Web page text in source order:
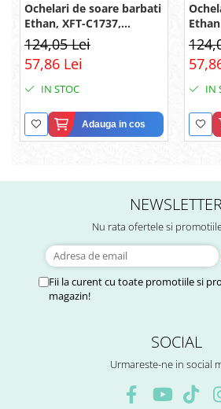
Ochelari de soare barbati
Ethan, XFT-C1737,
Wayfarer, Polarizati,
Negru
124,05 Lei
57,86 Lei
IN STOC
Adauga in cos
Maro
IN
Nu rata ofertele si
Fii la curent cu toate promotiile si
magazin!
SOCIAL
Urmareste-ne in social